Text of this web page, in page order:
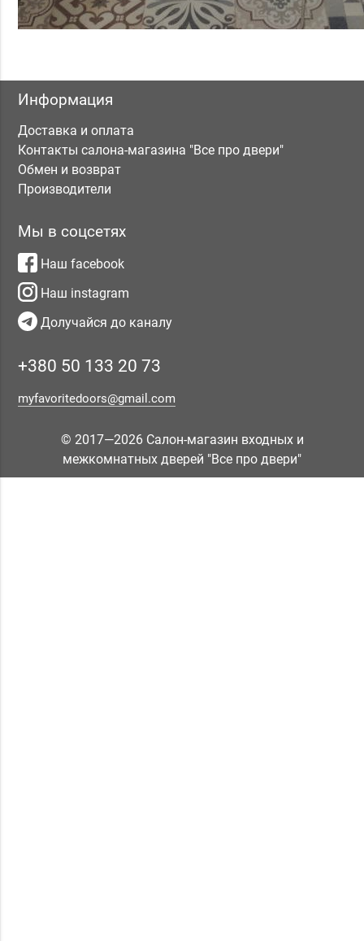
Информация
Доставка и оплата
Контакты салона-магазина "Все про двери"
Обмен и возврат
Производители
Мы в соцсетях
Наш facebook
Наш instagram
Долучайся до каналу
+380 50 133 20 73
myfavoritedoors@gmail.com
© 2017—2026 Салон-магазин входных и
межкомнатных дверей "Все про двери"